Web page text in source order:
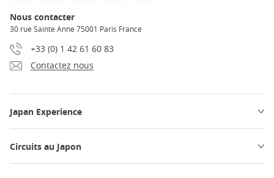
Nous contacter
30 rue Sainte Anne 75001 Paris France
+33 (0) 1 42 61 60 83
Contactez nous
Japan Experience
Circuits au Japon